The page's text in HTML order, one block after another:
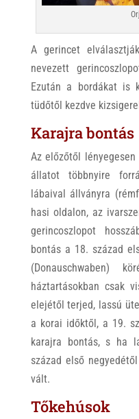
A gerincet
nevezett
Ezután a bordákat
tüdőtől kezdve
Karajra bontás
Az előzőtől
állatot többnyire
lábaival állványra
hasi oldalon, az
gerincoszlopot
bontás a 18. század
(Donauschwaben)
háztartásokban csak
elejétől terjed, lassú
a korai időktől, a 19.
karajra bontás, s ha
század első
vált.
Tőkehúsok